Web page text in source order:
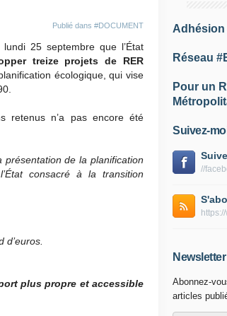
Publié dans #DOCUMENT
25 septembre que l’État
treize projets de RER
écologique, qui vise
retenus n’a pas encore été
de la planification
consacré à la transition
plus propre et accessible
Adhésion
Réseau
Pour un
Suivez-
Newsletter
Abonnez-
articles